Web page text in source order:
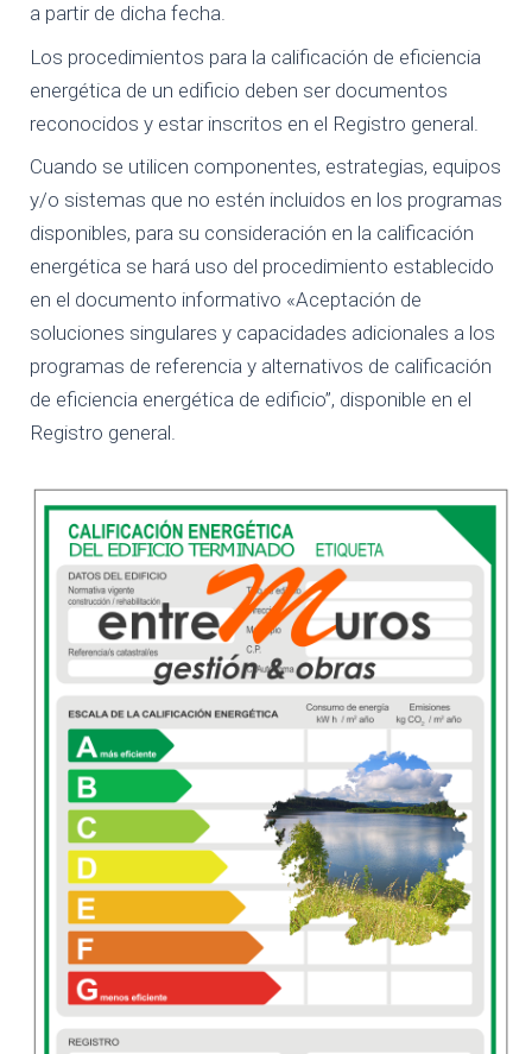
a partir de dicha fecha.
Los procedimientos para la calificación de eficiencia
energética de un edificio deben ser documentos
reconocidos y estar inscritos en el Registro general.
Cuando se utilicen componentes, estrategias, equipos
y/o sistemas que no estén incluidos en los programas
disponibles, para su consideración en la calificación
energética se hará uso del procedimiento establecido
en el documento informativo «Aceptación de
soluciones singulares y capacidades adicionales a los
programas de referencia y alternativos de calificación
de eficiencia energética de edificio”, disponible en el
Registro general.